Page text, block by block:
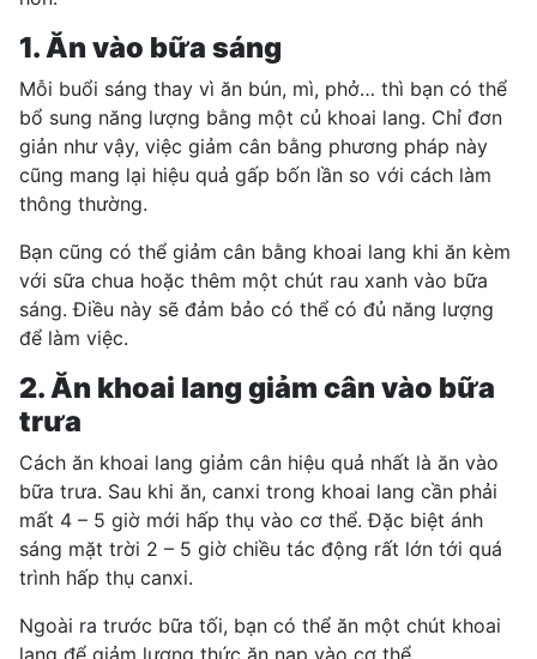
1. Ăn vào bữa sáng
Mỗi buổi sáng thay vì ăn bún, mì, phở… thì bạn có thể
bổ sung năng lượng bằng một củ khoai lang. Chỉ đơn
giản như vậy, việc giảm cân bằng phương pháp này
cũng mang lại hiệu quả gấp bốn lần so với cách làm
thông thường.
Bạn cũng có thể giảm cân bằng khoai lang khi ăn kèm
với sữa chua hoặc thêm một chút rau xanh vào bữa
sáng. Điều này sẽ đảm bảo có thể có đủ năng lượng
để làm việc.
2. Ăn khoai lang giảm cân vào bữa
trưa
Cách ăn khoai lang giảm cân hiệu quả nhất là ăn vào
bữa trưa. Sau khi ăn, canxi trong khoai lang cần phải
mất 4 – 5 giờ mới hấp thụ vào cơ thể. Đặc biệt ánh
sáng mặt trời 2 – 5 giờ chiều tác động rất lớn tới quá
trình hấp thụ canxi.
Ngoài ra trước bữa tối, bạn có thể ăn một chút khoai
lang để giảm lượng thức ăn nạp vào cơ thể.